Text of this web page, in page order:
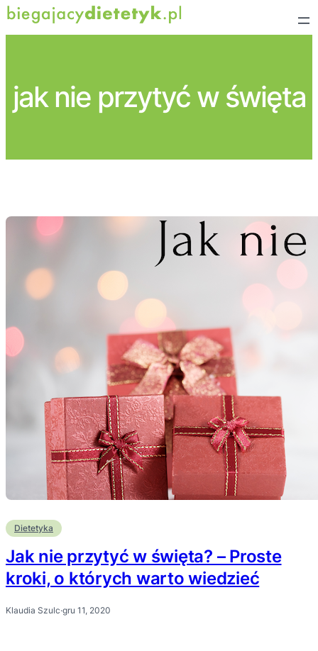
Przejdź
do
jak nie przytyć w święta
Dietetyka
Jak nie przytyć w święta? – Proste
kroki, o których warto wiedzieć
Klaudia Szulc·gru 11, 2020